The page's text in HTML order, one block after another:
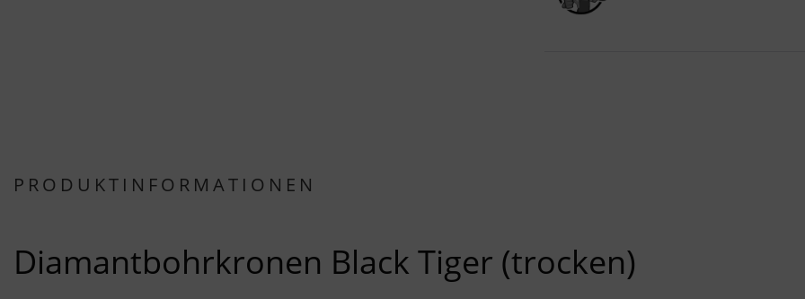
PRODUKTINFORMATIONEN
Diamantbohrkronen Black Tiger (trocken)